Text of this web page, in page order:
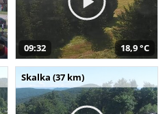
09:32 18,9 °C
Skalka (37 km)